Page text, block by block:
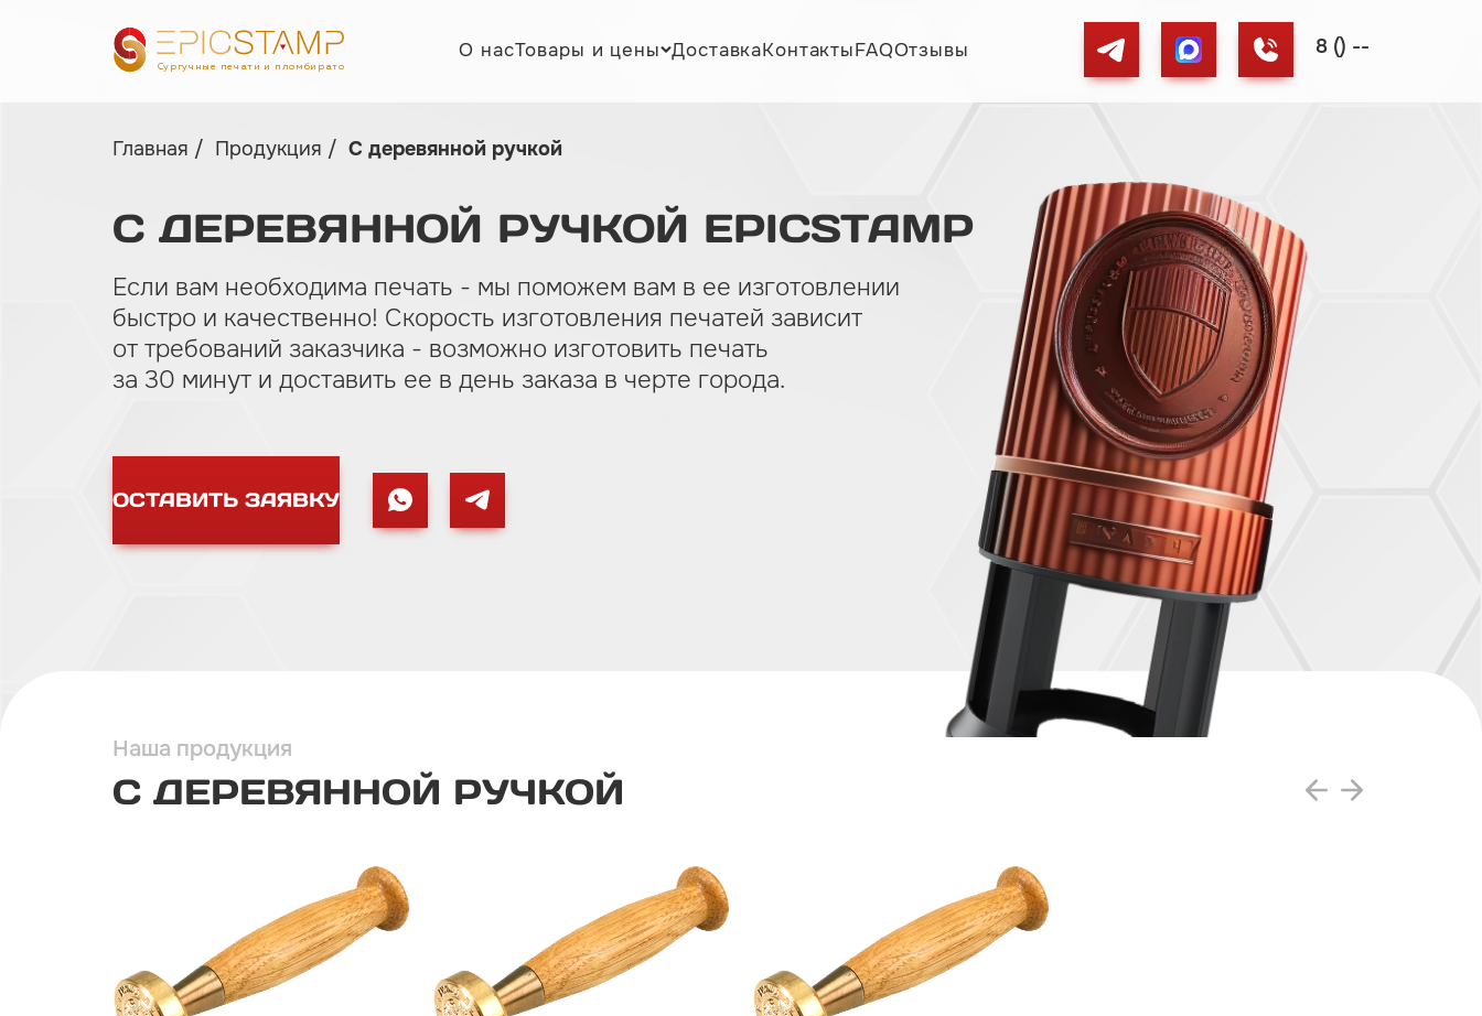
Сургучные печати и пломбираторы
О насТовары и цены ДоставкаКонтактыFAQОтзывы 8 () --
Главная Продукция С деревянной ручкой
С ДЕРЕВЯННОЙ РУЧКОЙ EPICSTAMP
Если вам необходима печать - мы поможем вам в ее изготовлении
быстро и качественно! Скорость изготовления печатей зависит
от требований заказчика - возможно изготовить печать
за 30 минут и доставить ее в день заказа в черте города.
ОСТАВИТЬ ЗАЯВКУ
Наша продукция
С ДЕРЕВЯННОЙ РУЧКОЙ